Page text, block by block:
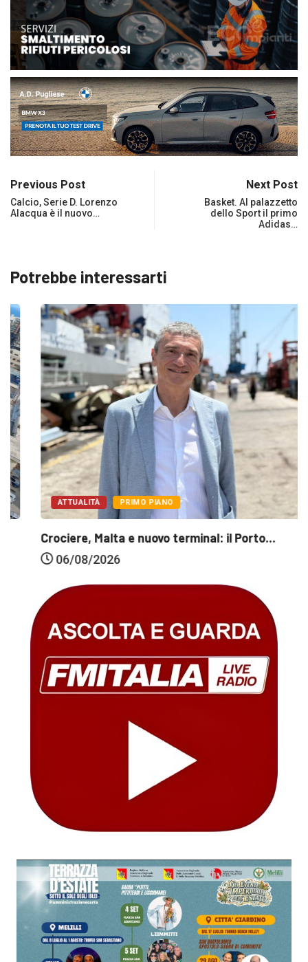
Previous Post
Calcio, Serie D. Lorenzo
Alacqua è il nuovo…
Next Post
Basket. Al palazzetto
dello Sport il primo
Adidas…
Potrebbe interessarti
ATTUALITÀ PRIMO PIANO
Crociere, Malta e nuovo terminal: il Porto...
06/08/2026